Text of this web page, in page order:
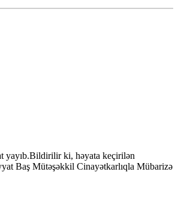
yayıb.Bildirilir ki, həyata keçirilən
Baş Mütəşəkkil Cinayətkarlıqla Mübarizə